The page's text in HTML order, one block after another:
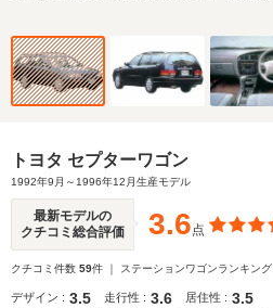
トヨタ セプターワゴン
1992年9月～1996年12月生産モデル
最新モデルの
クチコミ総合評価
3.6点
クチコミ件数 59件 ｜ ステーションワゴンランキング
デザイン : 3.5 走行性 : 3.6 居住性 : 3.5